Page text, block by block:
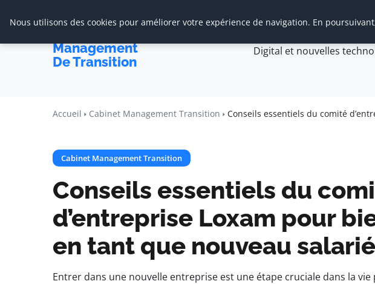
Management
De Transition
Accueil Cabinet Management
Digital et nouvelles
Accueil Cabinet Management Transition Conseils essentiels du comité
Cabinet Management Transition
Conseils essentiels du
d’entreprise Loxam pour
en tant que nouveau salarié
Entrer dans une nouvelle entreprise est une étape cruciale dans la
Nous utilisons des cookies pour améliorer votre expérience de navigation. En